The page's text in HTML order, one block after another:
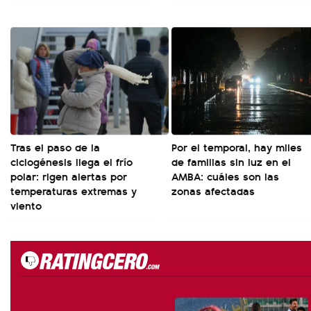
Tras el paso de la
ciclogénesis llega el frío
polar: rigen alertas por
temperaturas extremas y
viento
Por el temporal, hay miles
de familias sin luz en el
AMBA: cuáles son las
zonas afectadas